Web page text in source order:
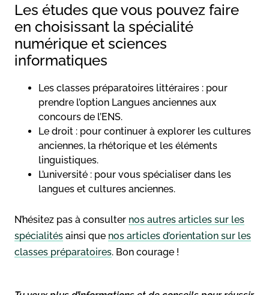
Les études que vous pouvez faire
en choisissant la spécialité
numérique et sciences
informatiques
Les classes préparatoires littéraires : pour
prendre l’option Langues anciennes aux
concours de l’ENS.
Le droit : pour continuer à explorer les cultures
anciennes, la rhétorique et les éléments
linguistiques.
L’université : pour vous spécialiser dans les
langues et cultures anciennes.
N’hésitez pas à consulter nos autres articles sur les
spécialités ainsi que nos articles d’orientation sur les
classes préparatoires. Bon courage !